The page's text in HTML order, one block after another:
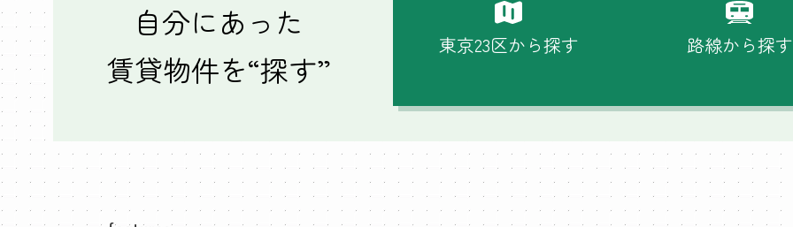
自分にあった
賃貸物件を“探す”
東京23区から探す 路線から探す